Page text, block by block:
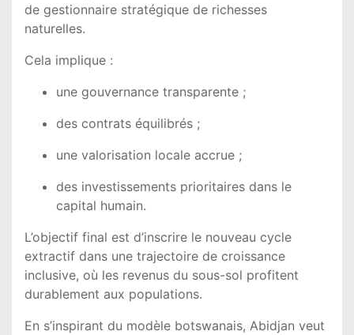
de gestionnaire stratégique de richesses
naturelles.
Cela implique :
une gouvernance transparente ;
des contrats équilibrés ;
une valorisation locale accrue ;
des investissements prioritaires dans le
capital humain.
L’objectif final est d’inscrire le nouveau cycle
extractif dans une trajectoire de croissance
inclusive, où les revenus du sous-sol profitent
durablement aux populations.
En s’inspirant du modèle botswanais, Abidjan veut